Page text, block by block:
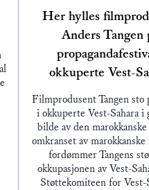
Her hylles
Anders Tangen
okkuperte Vest-
Filmprodusent Tangen sto
i okkuperte Vest-Sahara i
bilde av den
omkranset av
fordømmer Tangens
okkupasjonen av Vest-
Støttekomiteen for Vest-